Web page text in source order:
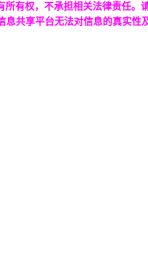
有权，不承担相关法律责任。
息共享平台无法对信息的真实性